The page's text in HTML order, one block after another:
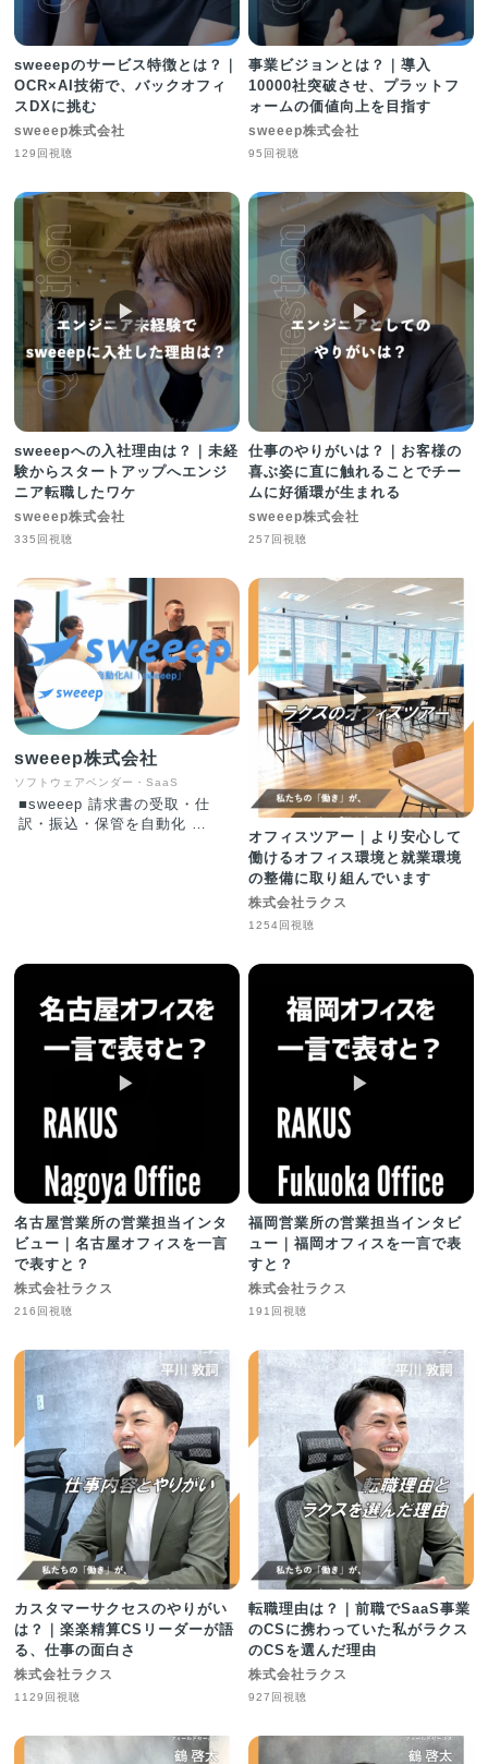
sweeepのサービス特徴とは？｜
OCR×AI技術で、バックオフィ
スDXに挑む
sweeep株式会社
129回視聴
事業ビジョンとは？｜導入
10000社突破させ、プラットフ
ォームの価値向上を目指す
sweeep株式会社
95回視聴
▶︎
sweeepへの入社理由は？｜未経
験からスタートアップへエンジ
ニア転職したワケ
sweeep株式会社
335回視聴
▶︎
仕事のやりがいは？｜お客様の
喜ぶ姿に直に触れることでチー
ムに好循環が生まれる
sweeep株式会社
257回視聴
sweeep株式会社
ソフトウェアベンダー・SaaS
■sweeep 請求書の受取・仕
訳・振込・保管を自動化
▶︎
オフィスツアー｜より安心して
働けるオフィス環境と就業環境
の整備に取り組んでいます
株式会社ラクス
1254回視聴
▶︎
名古屋営業所の営業担当インタ
ビュー｜名古屋オフィスを一言
で表すと？
株式会社ラクス
216回視聴
▶︎
福岡営業所の営業担当インタビ
ュー｜福岡オフィスを一言で表
すと？
株式会社ラクス
191回視聴
▶︎
カスタマーサクセスのやりがい
は？｜楽楽精算CSリーダーが語
る、仕事の面白さ
株式会社ラクス
1129回視聴
▶︎
転職理由は？｜前職でSaaS事業
のCSに携わっていた私がラクス
のCSを選んだ理由
株式会社ラクス
927回視聴